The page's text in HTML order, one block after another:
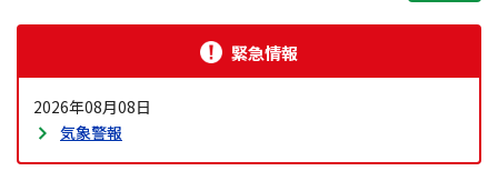
緊急情報
2026年08月08日
気象警報